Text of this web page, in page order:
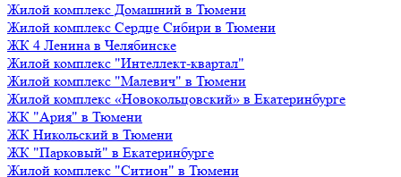
Жилой комплекс Домашний в Тюмени
Жилой комплекс Сердце Сибири в Тюмени
ЖК 4 Ленина в Челябинске
Жилой комплекс "Интеллект-квартал"
Жилой комплекс "Малевич" в Тюмени
Жилой комплекс «Новокольцовский» в Екатеринбурге
ЖК "Ария" в Тюмени
ЖК Никольский в Тюмени
ЖК "Парковый" в Екатеринбурге
Жилой комплекс "Ситион" в Тюмени